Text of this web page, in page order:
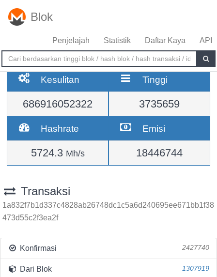
Blok
Penjelajah Statistik Daftar Kaya API
Kesulitan
686916052322
Tinggi
3735659
Hashrate
5724.3 Mh/s
Emisi
18446744
Transaksi
1a832f7b1d337c4828ab26748dc1c5a6d240695ee671bb1f38
473d55c2f3ea2f
Konfirmasi 2427740
Dari Blok 1307919